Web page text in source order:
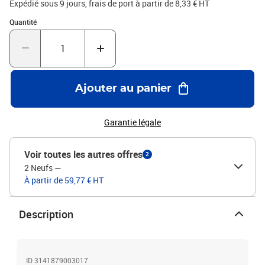
Expédié sous 9 jours, frais de port à partir de 8,33 € HT
Quantité
Quantité : 1
Ajouter au panier
Garantie légale
Voir toutes les autres offres 2
2 Neufs —
À partir de 59,77 € HT
Description
ID 3141879003017